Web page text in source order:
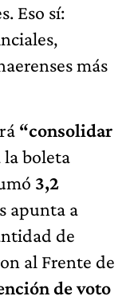
Eso sí:
más
“consolidar
la boleta
3,2
apunta a
de
al Frente de
de voto